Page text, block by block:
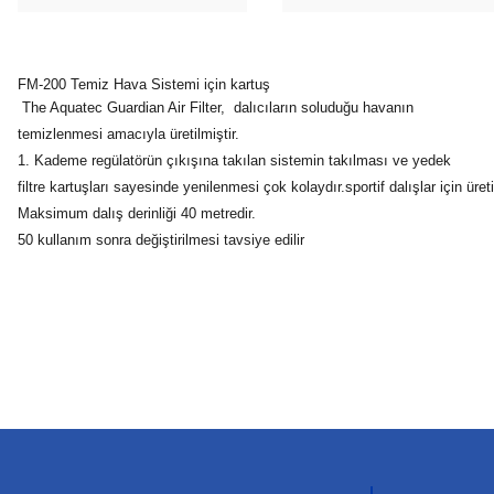
FM-200 Temiz Hava Sistemi için kartuş
The Aquatec Guardian Air Filter, dalıcıların soluduğu havanın
temizlenmesi amacıyla üretilmiştir.
1. Kademe regülatörün çıkışına takılan sistemin takılması ve yedek
filtre kartuşları sayesinde yenilenmesi çok kolaydır.sportif dalışlar için
Maksimum dalış derinliği 40 metredir.
50 kullanım sonra değiştirilmesi tavsiye edilir